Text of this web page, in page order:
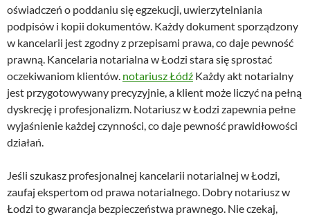
oświadczeń o poddaniu się egzekucji, uwierzytelniania
podpisów i kopii dokumentów. Każdy dokument sporządzony
w kancelarii jest zgodny z przepisami prawa, co daje pewność
prawną. Kancelaria notarialna w Łodzi stara się sprostać
oczekiwaniom klientów. notariusz Łódź Każdy akt notarialny
jest przygotowywany precyzyjnie, a klient może liczyć na pełną
dyskrecję i profesjonalizm. Notariusz w Łodzi zapewnia pełne
wyjaśnienie każdej czynności, co daje pewność prawidłowości
działań.
Jeśli szukasz profesjonalnej kancelarii notarialnej w Łodzi,
zaufaj ekspertom od prawa notarialnego. Dobry notariusz w
Łodzi to gwarancja bezpieczeństwa prawnego. Nie czekaj,